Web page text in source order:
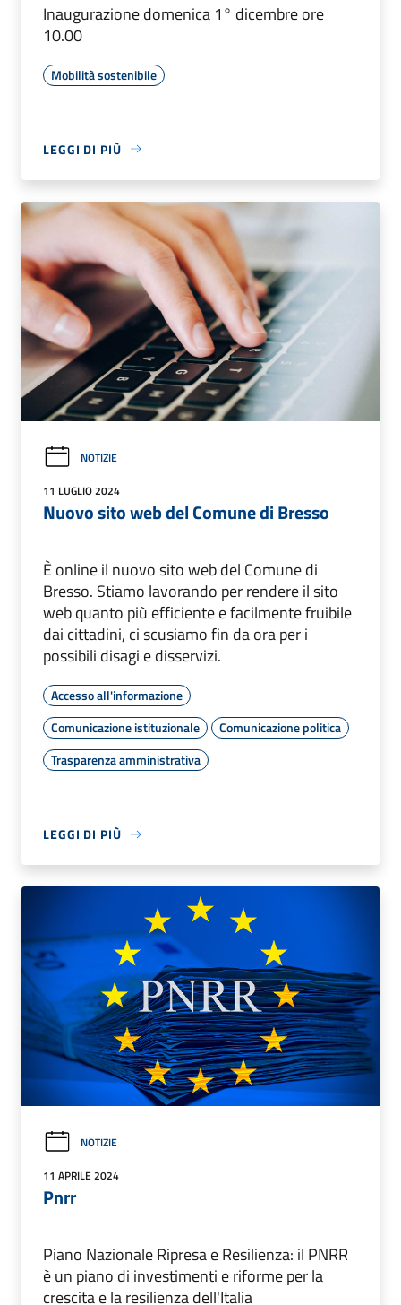
Inaugurazione domenica 1° dicembre ore
10.00
Mobilità sostenibile
LEGGI DI PIÙ
NOTIZIE
11 LUGLIO 2024
Nuovo sito web del Comune di Bresso
È online il nuovo sito web del Comune di
Bresso. Stiamo lavorando per rendere il sito
web quanto più efficiente e facilmente fruibile
dai cittadini, ci scusiamo fin da ora per i
possibili disagi e disservizi.
Accesso all'informazione
Comunicazione istituzionale
Comunicazione politica
Trasparenza amministrativa
LEGGI DI PIÙ
NOTIZIE
11 APRILE 2024
Pnrr
Piano Nazionale Ripresa e Resilienza: il PNRR
è un piano di investimenti e riforme per la
crescita e la resilienza dell'Italia